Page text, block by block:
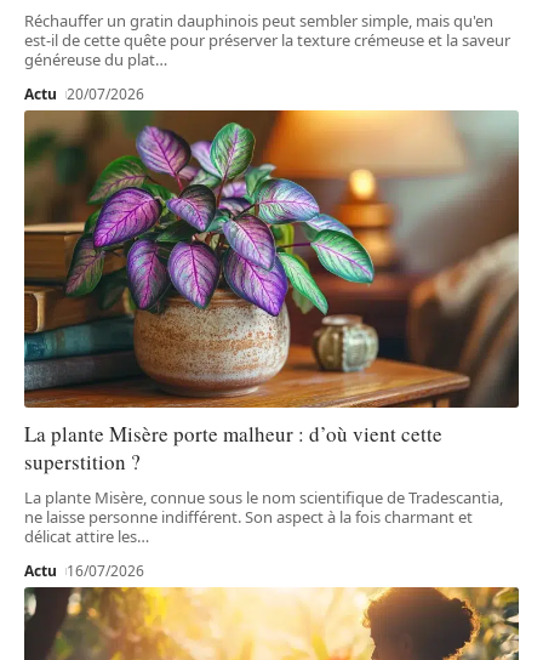
Réchauffer un gratin dauphinois peut sembler simple, mais qu'en
est-il de cette quête pour préserver la texture crémeuse et la saveur
généreuse du plat…
Actu 20/07/2026
La plante Misère porte malheur : d’où vient cette
superstition ?
La plante Misère, connue sous le nom scientifique de Tradescantia,
ne laisse personne indifférent. Son aspect à la fois charmant et
délicat attire les…
Actu 16/07/2026